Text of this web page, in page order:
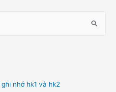
nhớ hk1 và hk2